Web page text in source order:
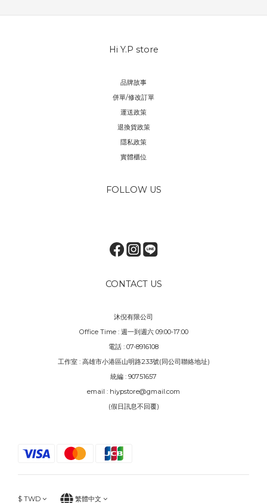
Hi Y.P store
品牌故事
併單/修改訂單
運送政策
退換貨政策
隱私政策
實體櫃位
FOLLOW US
CONTACT US
沐倪有限公司
Office Time : 週一到週六 09:00-17:00
電話 : 07-8916108
工作室 : 高雄市小港區山明路233號(同公司聯絡地址)
統編 : 90751657
email : hiypstore@gmail.com
(假日訊息不回覆)
$ TWD 繁體中文